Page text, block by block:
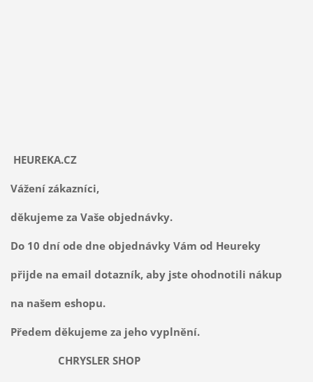
HEUREKA.CZ
Vážení zákazníci,
děkujeme za Vaše objednávky.
Do 10 dní ode dne objednávky Vám od Heureky
přijde na email dotazník, aby jste ohodnotili nákup
na našem eshopu.
Předem děkujeme za jeho vyplnění.
CHRYSLER SHOP